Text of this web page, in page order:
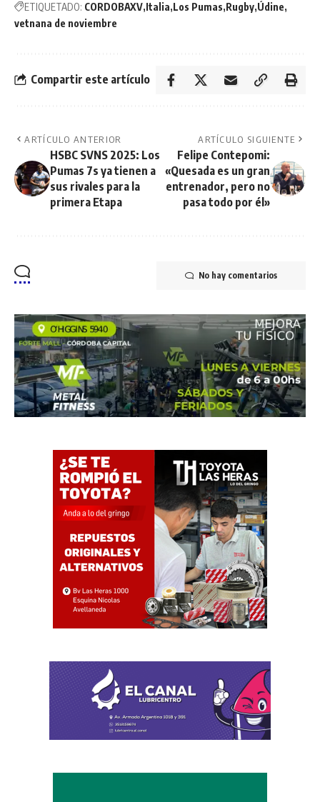
ETIQUETADO: CORDOBAXV Italia Los Pumas Rugby Údine
vetnana de noviembre
Compartir este artículo
ARTÍCULO ANTERIOR
HSBC SVNS 2025: Los
Pumas 7s ya tienen a
sus rivales para la
primera Etapa
ARTÍCULO SIGUIENTE
Felipe Contepomi:
«Quesada es un gran
entrenador, pero no
pasa todo por él»
No hay comentarios